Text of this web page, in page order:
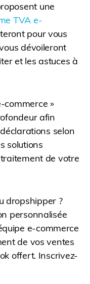
une
TVA e-
pour vous
dévoileront
et les astuces à
commerce »
afin
selon
solutions
de votre
dropshipper ?
personnalisée
e-commerce
de vos ventes
offert. Inscrivez-